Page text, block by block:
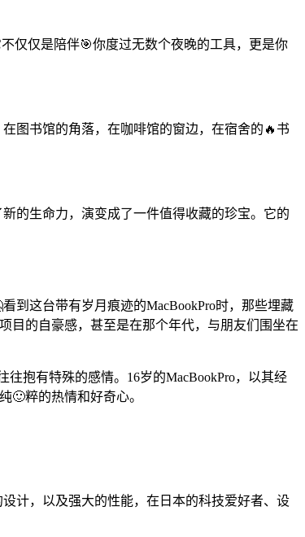
仅仅是陪伴🎯你度过无数个夜晚的工具，更是你
图书馆的角落，在咖啡馆的窗边，在宿舍的🔥书
的生命力，演变成了一件值得收藏的珍宝。它的
到这台带有岁月痕迹的MacBookPro时，那些埋藏
目的自豪感，甚至是在那个年代，与朋友们围坐在
抱有特殊的感情。16岁的MacBookPro，以其经
🙂粹的热情和好奇心。
计，以及强大的性能，在日本的科技爱好者、设